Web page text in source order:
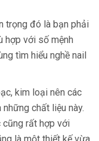
trọng đó là bạn phải
hợp với số mệnh
tìm hiểu nghề nail
kim loại nên các
chất liệu này.
rất hợp với
là một thiết kế vừa